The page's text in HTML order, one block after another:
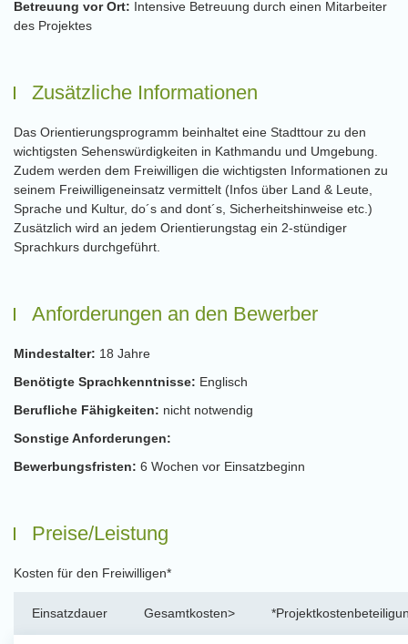
Betreuung vor Ort: Intensive Betreuung durch einen Mitarbeiter
des Projektes
Zusätzliche Informationen
Das Orientierungsprogramm beinhaltet eine Stadttour zu den
wichtigsten Sehenswürdigkeiten in Kathmandu und Umgebung.
Zudem werden dem Freiwilligen die wichtigsten Informationen zu
seinem Freiwilligeneinsatz vermittelt (Infos über Land & Leute,
Sprache und Kultur, do´s and dont´s, Sicherheitshinweise etc.)
Zusätzlich wird an jedem Orientierungstag ein 2-stündiger
Sprachkurs durchgeführt.
Anforderungen an den Bewerber
Mindestalter: 18 Jahre
Benötigte Sprachkenntnisse: Englisch
Berufliche Fähigkeiten: nicht notwendig
Sonstige Anforderungen:
Bewerbungsfristen: 6 Wochen vor Einsatzbeginn
Preise/Leistung
Kosten für den Freiwilligen*
Einsatzdauer Gesamtkosten>